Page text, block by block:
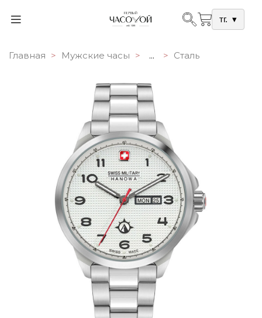
тг. ▾
Главная Мужские часы ... Сталь